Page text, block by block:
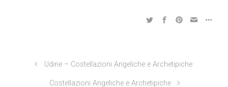
Udine – Costellazioni Angeliche e Archetipiche
Costellazioni Angeliche e Archetipiche